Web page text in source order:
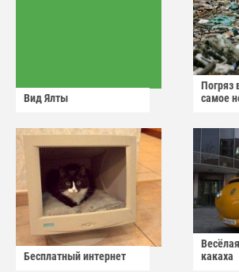
Вид Ялты
Погряз
самое
Бесплатный интернет
какаха